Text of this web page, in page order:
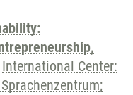
International Center: